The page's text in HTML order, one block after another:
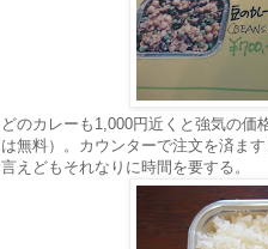
どのカレーも1,000円近くと強気の価
は無料）。カウンターで注文を済ま
言えどもそれなりに時間を要する。